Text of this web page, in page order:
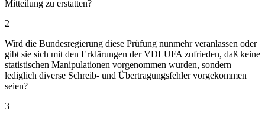
Mitteilung zu erstatten?
2
Wird die Bundesregierung diese Prüfung nunmehr veranlassen oder
gibt sie sich mit den Erklärungen der VDLUFA zufrieden, daß keine
statistischen Manipulationen vorgenommen wurden, sondern
lediglich diverse Schreib- und Übertragungsfehler vorgekommen
seien?
3